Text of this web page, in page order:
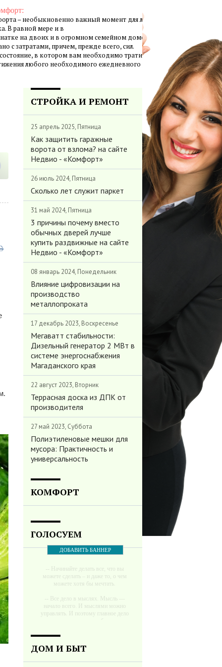
– необыкновенно важный момент для личной жизни
В равной мере и в
на двоих и в огромном семейном доме создание
с затратами, причем, прежде всего, сил.
в котором вам необходимо тратить минимум
любого необходимого ежедневного результата.
СТРОЙКА И РЕМОНТ
25 апрель 2025, Пятница
Как защитить гаражные
ворота от взлома? на сайте
Недвио - «Комфорт»
26 июль 2024, Пятница
Сколько лет служит паркет
31 май 2024, Пятница
3 причины почему вместо
обычных дверей лучше
купить раздвижные на сайте
Недвио - «Комфорт»
08 январь 2024, Понедельник
Влияние цифровизации на
производство
металлопроката
17 декабрь 2023, Воскресенье
Мегаватт стабильности:
Дизельный генератор 2 МВт в
системе энергоснабжения
Магаданского края
22 август 2023, Вторник
Террасная доска из ДПК от
производителя
27 май 2023, Суббота
Полиэтиленовые мешки для
мусора: Практичность и
универсальность
КОМФОРТ
ГОЛОСУЕМ
ДОБАВИТЬ БАННЕР
-- Начинайте делать все, что вы
можете сделать – и даже то, о чем
можете хотя бы мечтать.
-- Все дело в мыслях. Мысль —
начало всего. И мыслями можно
управлять. И поэтому главное дело
мечте. Живите той жизнью, которую
ДОМ И БЫТ